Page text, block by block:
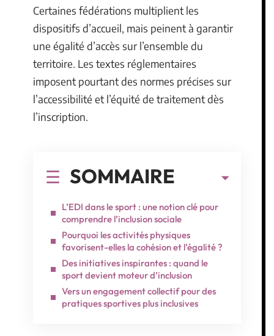
Certaines fédérations multiplient les
dispositifs d’accueil, mais peinent à garantir
une égalité d’accès sur l’ensemble du
territoire. Les textes réglementaires
imposent pourtant des normes précises sur
l’accessibilité et l’équité de traitement dès
l’inscription.
SOMMAIRE
L’EDI dans le sport : une notion clé pour
comprendre l’inclusion sociale
Pourquoi les activités physiques
favorisent-elles la cohésion et l’égalité ?
Des initiatives inspirantes : quand le
sport devient moteur d’inclusion
Vers un engagement collectif pour des
pratiques sportives plus inclusives